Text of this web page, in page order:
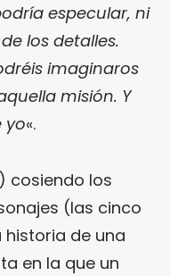
especular, ni
los detalles.
imaginaros
misión. Y
yo«.
) cosiendo los
(las cinco
de una
en la que un